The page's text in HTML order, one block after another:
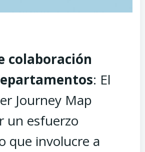
colaboración
: El
Journey Map
un esfuerzo
que involucre a